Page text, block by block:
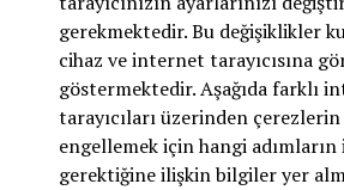
gerekmektedir. Bu değişiklikler
cihaz ve internet tarayıcısına
göstermektedir. Aşağıda farklı
tarayıcıları üzerinden çerezlerin
engellemek için hangi
gerektiğine ilişkin bilgiler yer